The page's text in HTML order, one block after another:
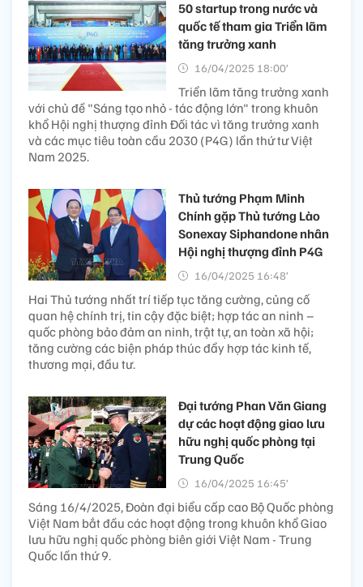
50 startup trong nước và
quốc tế tham gia Triển lãm
tăng trưởng xanh
16/04/2025 18:00’
Triển lãm tăng trưởng xanh
với chủ đề "Sáng tạo nhỏ - tác động lớn" trong khuôn
khổ Hội nghị thượng đỉnh Đối tác vì tăng trưởng xanh
và các mục tiêu toàn cầu 2030 (P4G) lần thứ tư Việt
Nam 2025.
Thủ tướng Phạm Minh
Chính gặp Thủ tướng Lào
Sonexay Siphandone nhân
Hội nghị thượng đỉnh P4G
16/04/2025 16:48’
Hai Thủ tướng nhất trí tiếp tục tăng cường, củng cố
quan hệ chính trị, tin cậy đặc biệt; hợp tác an ninh –
quốc phòng bảo đảm an ninh, trật tự, an toàn xã hội;
tăng cường các biện pháp thúc đẩy hợp tác kinh tế,
thương mại, đầu tư.
Đại tướng Phan Văn Giang
dự các hoạt động giao lưu
hữu nghị quốc phòng tại
Trung Quốc
16/04/2025 16:45’
Sáng 16/4/2025, Đoàn đại biểu cấp cao Bộ Quốc phòng
Việt Nam bắt đầu các hoạt động trong khuôn khổ Giao
lưu hữu nghị quốc phòng biên giới Việt Nam - Trung
Quốc lần thứ 9.